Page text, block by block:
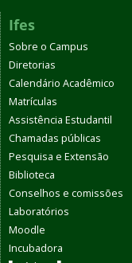
Ifes
Sobre o Campus
Diretorias
Calendário Acadêmico
Matrículas
Assistência Estudantil
Chamadas públicas
Pesquisa e Extensão
Biblioteca
Conselhos e comissões
Laboratórios
Moodle
Incubadora